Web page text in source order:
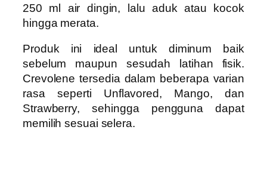
250 ml air dingin, lalu aduk atau kocok
hingga merata.
Produk ini ideal untuk diminum baik
sebelum maupun sesudah latihan fisik.
Crevolene tersedia dalam beberapa varian
rasa seperti Unflavored, Mango, dan
Strawberry, sehingga pengguna dapat
memilih sesuai selera.